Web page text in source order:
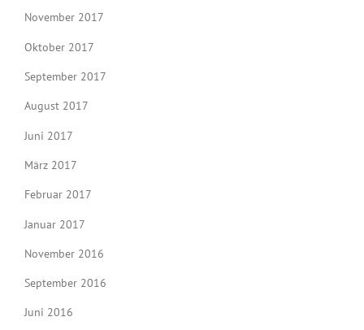
November 2017
Oktober 2017
September 2017
August 2017
Juni 2017
März 2017
Februar 2017
Januar 2017
November 2016
September 2016
Juni 2016